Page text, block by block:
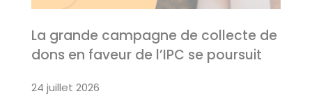
La grande campagne de collecte de
dons en faveur de l’IPC se poursuit
24 juillet 2026